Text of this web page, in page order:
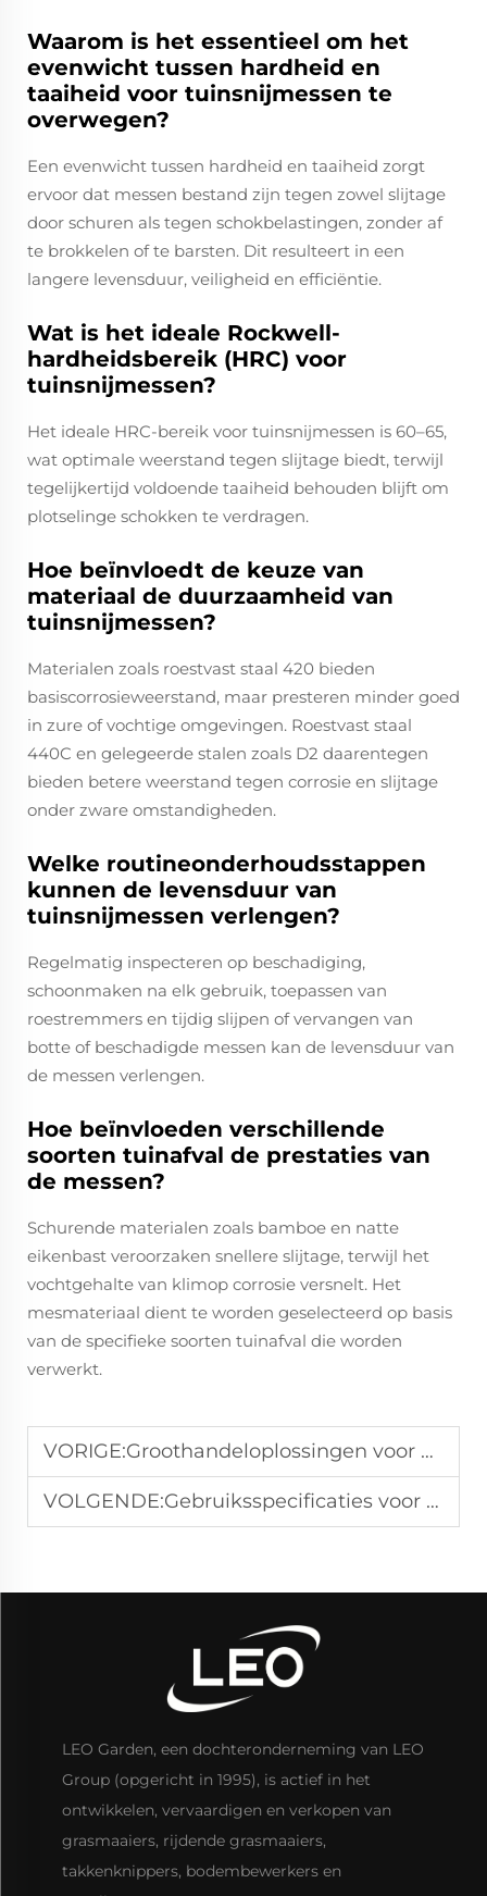
Waarom is het essentieel om het
evenwicht tussen hardheid en
taaiheid voor tuinsnijmessen te
overwegen?
Een evenwicht tussen hardheid en taaiheid zorgt
ervoor dat messen bestand zijn tegen zowel slijtage
door schuren als tegen schokbelastingen, zonder af
te brokkelen of te barsten. Dit resulteert in een
langere levensduur, veiligheid en efficiëntie.
Wat is het ideale Rockwell-
hardheidsbereik (HRC) voor
tuinsnijmessen?
Het ideale HRC-bereik voor tuinsnijmessen is 60–65,
wat optimale weerstand tegen slijtage biedt, terwijl
tegelijkertijd voldoende taaiheid behouden blijft om
plotselinge schokken te verdragen.
Hoe beïnvloedt de keuze van
materiaal de duurzaamheid van
tuinsnijmessen?
Materialen zoals roestvast staal 420 bieden
basiscorrosieweerstand, maar presteren minder goed
in zure of vochtige omgevingen. Roestvast staal
440C en gelegeerde stalen zoals D2 daarentegen
bieden betere weerstand tegen corrosie en slijtage
onder zware omstandigheden.
Welke routineonderhoudsstappen
kunnen de levensduur van
tuinsnijmessen verlengen?
Regelmatig inspecteren op beschadiging,
schoonmaken na elk gebruik, toepassen van
roestremmers en tijdig slijpen of vervangen van
botte of beschadigde messen kan de levensduur van
de messen verlengen.
Hoe beïnvloeden verschillende
soorten tuinafval de prestaties van
de messen?
Schurende materialen zoals bamboe en natte
eikenbast veroorzaken snellere slijtage, terwijl het
vochtgehalte van klimop corrosie versnelt. Het
mesmateriaal dient te worden geselecteerd op basis
van de specifieke soorten tuinafval die worden
verwerkt.
VORIGE:Groothandeloplossingen voor benzinemaaier voor tuinbouwleveranciers.
VOLGENDE:Gebruiksspecificaties voor tuinsnijders voor tuinbouwcontractanten.
LEO Garden, een dochteronderneming van LEO
Group (opgericht in 1995), is actief in het
ontwikkelen, vervaardigen en verkopen van
grasmaaiers, rijdende grasmaaiers,
takkenknippers, bodembewerkers en